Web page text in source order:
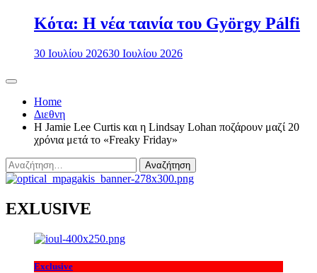
Κότα: Η νέα ταινία του György Pálfi
30 Ιουλίου 202630 Ιουλίου 2026
Home
Διεθνη
Η Jamie Lee Curtis και η Lindsay Lohan ποζάρουν μαζί 20
χρόνια μετά το «Freaky Friday»
Αναζήτηση
για:
EXLUSIVE
Exclusive